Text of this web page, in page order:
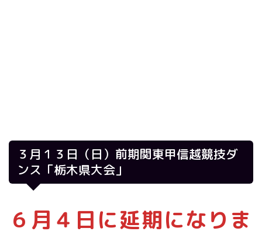
３月１３日（日）前期関東甲信越競技ダ
ンス「栃木県大会」
６月４日に延期になりま